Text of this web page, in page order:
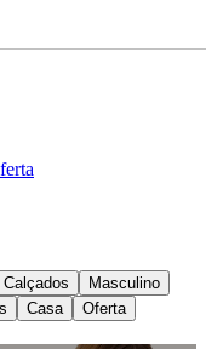
Calçados
Masculino
Casa Oferta